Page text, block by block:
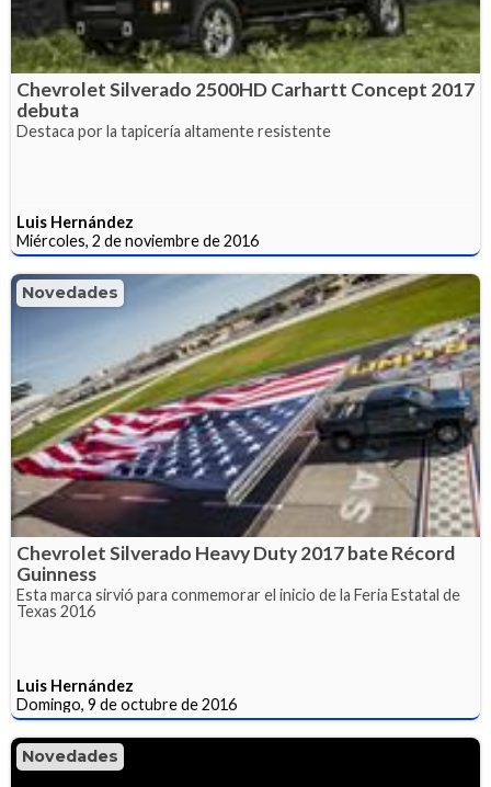
Chevrolet Silverado 2500HD Carhartt Concept 2017
debuta
Destaca por la tapicería altamente resistente
Luis Hernández
Miércoles, 2 de noviembre de 2016
Novedades
Chevrolet Silverado Heavy Duty 2017 bate Récord
Guinness
Esta marca sirvió para conmemorar el inicio de la Feria Estatal de
Texas 2016
Luis Hernández
Domingo, 9 de octubre de 2016
Novedades